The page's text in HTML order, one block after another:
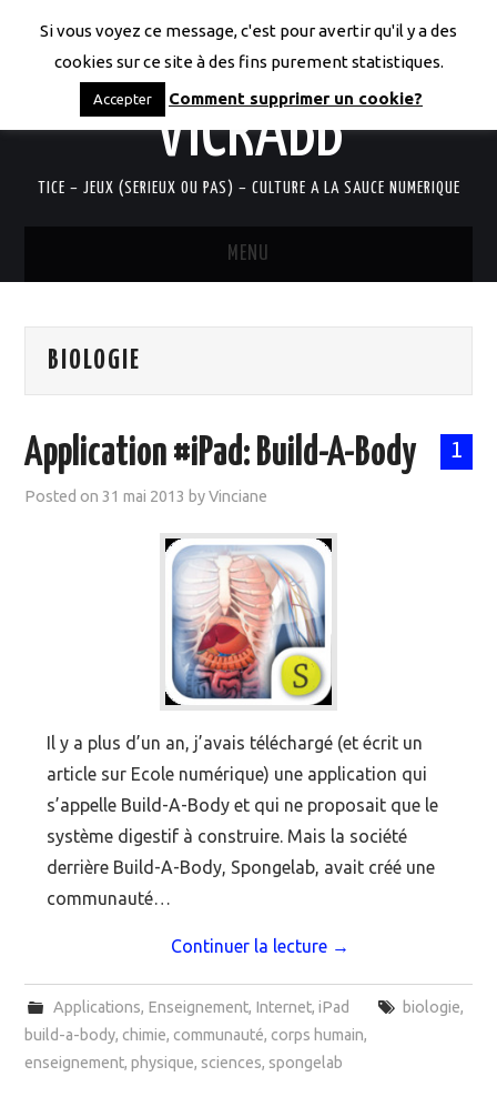
LES CODICES DE
VICRABB
TICE – JEUX (SERIEUX OU PAS) – CULTURE A LA SAUCE NUMERIQUE
MENU
QUI SUIS-JE?
DOCUMENTS
BIOLOGIE
1
Application #iPad: Build-A-Body
Posted on31 mai 2013 byVinciane
Il y a plus d’un an, j’avais téléchargé (et écrit un
article sur Ecole numérique) une application qui
s’appelle Build-A-Body et qui ne proposait que le
système digestif à construire. Mais la société
derrière Build-A-Body, Spongelab, avait créé une
communauté…
Continuer la lecture →
Applications, Enseignement, Internet, iPad biologie,
build-a-body, chimie, communauté, corps humain,
enseignement,physique, sciences, spongelab
Si vous voyez ce message, c'est pour avertir qu'il y a des
cookies sur ce site à des fins purement statistiques.
Accepter Comment supprimer un cookie?